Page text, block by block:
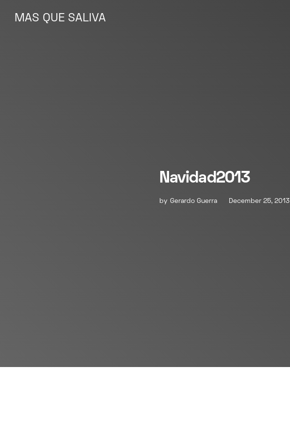
MAS QUE SALIVA
MAS QUE SALIVA
Navidad2013
by Gerardo Guerra December 25, 2013